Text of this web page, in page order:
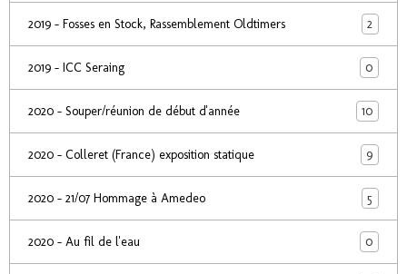
2019 - Fosses en Stock, Rassemblement Oldtimers 2
2019 - ICC Seraing 0
2020 - Souper/réunion de début d'année 10
2020 - Colleret (France) exposition statique 9
2020 - 21/07 Hommage à Amedeo 5
2020 - Au fil de l'eau 0